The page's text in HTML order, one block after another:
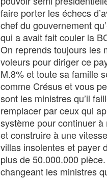
faire porter les échecs
chef du gouvernement
qui a avait fait couler la
On reprends toujours les
voleurs pour diriger ce
M.8% et toute sa famille
comme Crésus et vous
sont les ministres qu’il
remplacer par ceux qui
système pour continuer
et construire à une
villas insolentes et payer
plus de 50.000.000
changeant les ministres